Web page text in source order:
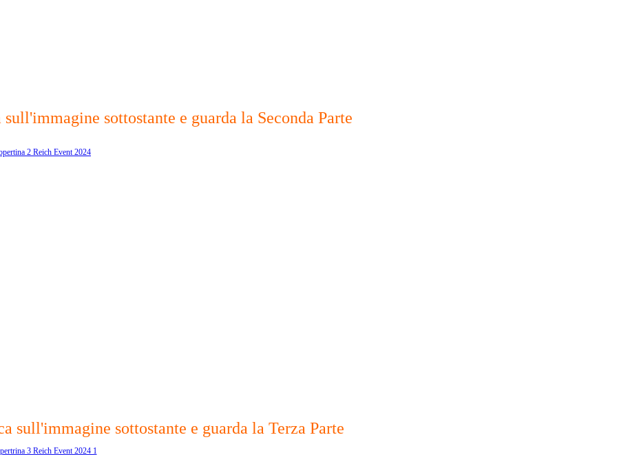
sottostante e guarda la Seconda Parte
sull'immagine sottostante e guarda la Terza Parte